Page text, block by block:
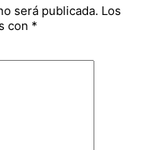
será publicada. Los
con *